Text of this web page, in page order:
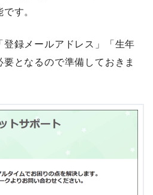
す。
登録メールアドレス」「生年
となるので準備しておきま